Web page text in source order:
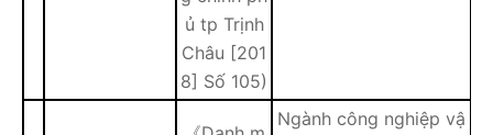
ủ tp Trịnh
Châu [201
8] Số 105)
Ngành công nghiệp vậ